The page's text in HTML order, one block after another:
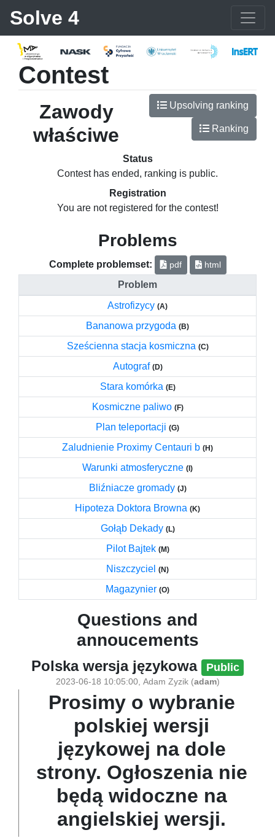
Solve 4
Contest
Zawody
właściwe
Upsolving ranking
Ranking
Status
Contest has ended, ranking is public.
Registration
You are not registered for the contest!
Problems
Complete problemset: pdf html
Problem
Astrofizycy (A)
Bananowa przygoda (B)
Sześcienna stacja kosmiczna (C)
Autograf (D)
Stara komórka (E)
Kosmiczne paliwo (F)
Plan teleportacji (G)
Zaludnienie Proximy Centauri b (H)
Warunki atmosferyczne (I)
Bliźniacze gromady (J)
Hipoteza Doktora Browna (K)
Gołąb Dekady (L)
Pilot Bajtek (M)
Niszczyciel (N)
Magazynier (O)
Questions and
annoucements
Polska wersja językowa Public
2023-06-18 10:05:00, Adam Zyzik(adam)
Prosimy o wybranie
polskiej wersji
językowej na dole
strony. Ogłoszenia nie
będą widoczne na
angielskiej wersji.